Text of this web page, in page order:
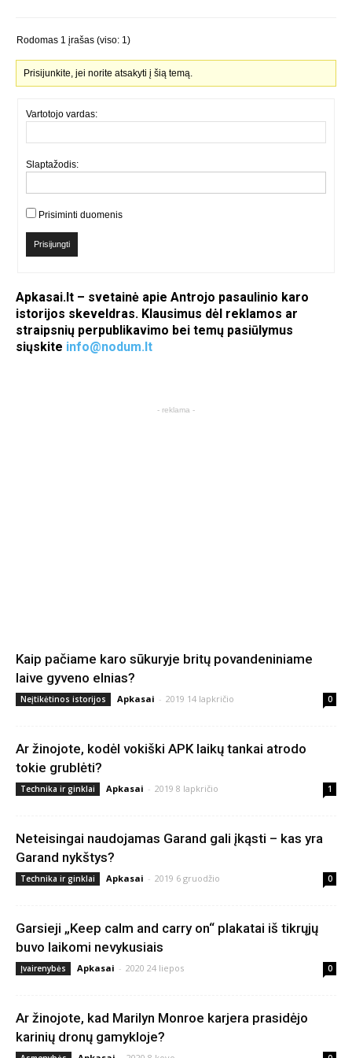
Rodomas 1 įrašas (viso: 1)
Prisijunkite, jei norite atsakyti į šią temą.
Vartotojo vardas:
Slaptažodis:
Prisiminti duomenis
Prisijungti
Apkasai.lt – svetainė apie Antrojo pasaulinio karo
istorijos skeveldras. Klausimus dėl reklamos ar
straipsnių perpublikavimo bei temų pasiūlymus
siųskite info@nodum.lt
- reklama -
Kaip pačiame karo sūkuryje britų povandeniniame
laive gyveno elnias?
Neįtikėtinos istorijos Apkasai - 2019 14 lapkričio 0
Ar žinojote, kodėl vokiški APK laikų tankai atrodo
tokie grublėti?
Technika ir ginklai Apkasai - 2019 8 lapkričio 1
Neteisingai naudojamas Garand gali įkąsti – kas yra
Garand nykštys?
Technika ir ginklai Apkasai - 2019 6 gruodžio 0
Garsieji „Keep calm and carry on“ plakatai iš tikrųjų
buvo laikomi nevykusiais
Įvairenybės Apkasai - 2020 24 liepos 0
Ar žinojote, kad Marilyn Monroe karjera prasidėjo
karinių dronų gamykloje?